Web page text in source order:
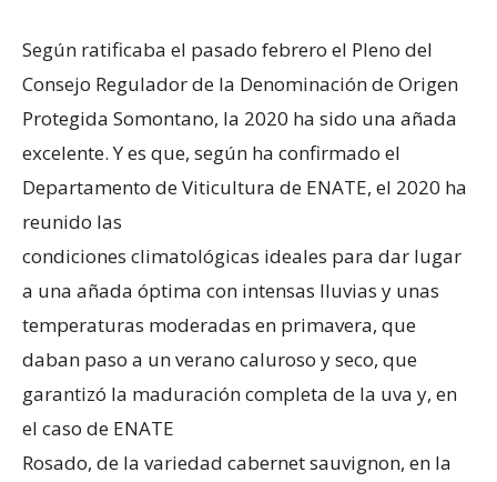
Según ratificaba el pasado febrero el Pleno del
Consejo Regulador de la Denominación de Origen
Protegida Somontano, la 2020 ha sido una añada
excelente. Y es que, según ha confirmado el
Departamento de Viticultura de ENATE, el 2020 ha
reunido las
condiciones climatológicas ideales para dar lugar
a una añada óptima con intensas lluvias y unas
temperaturas moderadas en primavera, que
daban paso a un verano caluroso y seco, que
garantizó la maduración completa de la uva y, en
el caso de ENATE
Rosado, de la variedad cabernet sauvignon, en la